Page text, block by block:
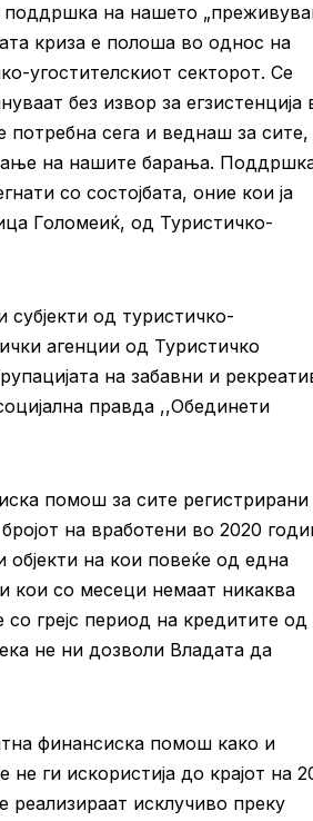
поддршка на нашето
криза е полоша во однос на
угостителскиот секторот. Се
без извор за егзистенција
сега и веднаш за сите,
на нашите барања.
со состојбата, оние кои ја
Голомеиќ, од Туристичко-
субјекти од туристичко-
агенции од Туристичко
на забавни и
правда ,,Обединети
помош за сите регистрирани
на вработени во 2020
на кои повеќе од една
кои со месеци немаат никаква
грејс период на кредитите од
не ни дозволи Владата да
финансиска помош како и
ги искористија до крајот на
исклучиво преку